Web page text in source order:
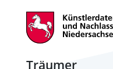
Träumer